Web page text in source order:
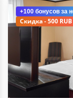
+100 бонусов за
Скидка - 500 RUB